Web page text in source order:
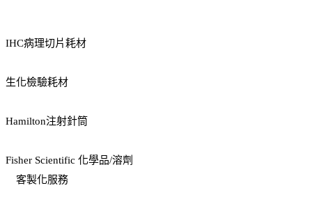
IHC病理切片耗材
生化檢驗耗材
Hamilton注射針筒
Fisher Scientific 化學品/溶劑
客製化服務